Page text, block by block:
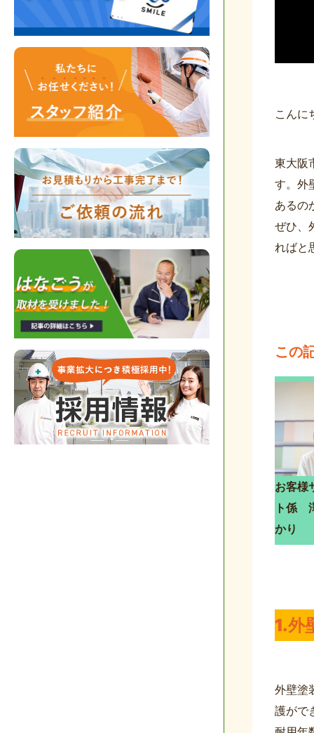
こんに
東大阪
す。外
あるの
ぜひ、
ればと
この
お客様
ト係
かり
1.外
外壁塗
護がで